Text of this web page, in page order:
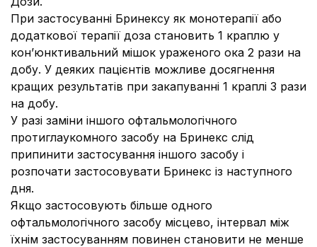
При застосуванні Бринексу як монотерапії або
додаткової терапії доза становить 1 краплю у
кон’юнктивальний мішок ураженого ока 2 рази на
добу. У деяких пацієнтів можливе досягнення
кращих результатів при закапуванні 1 краплі 3 рази
на добу.
У разі заміни іншого офтальмологічного
протиглаукомного засобу на Бринекс слід
припинити застосування іншого засобу і
розпочати застосовувати Бринекс із наступного
дня.
Якщо застосовують більше одного
офтальмологічного засобу місцево, інтервал між
їхнім застосуванням повинен становити не менше